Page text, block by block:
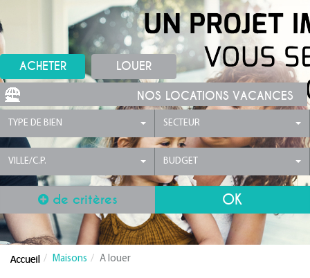
ACHETER LOUER
NOS LOCATIONS VACANCES
TYPE DE BIEN SECTEUR
VILLE/C.P. BUDGET
de critères
Maisons A louer